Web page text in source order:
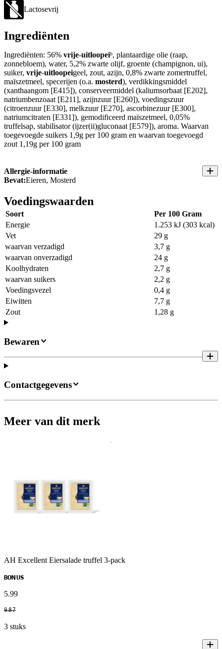
Lactosevrij
Ingrediënten
Ingrediënten: 56% vrije-uitloopeiᵇ, plantaardige olie (raap,
zonnebloem), water, 5,2% zwarte olijf, groente (champignon, ui),
suiker, vrije-uitloopeigeel, zout, azijn, 0,8% zwarte zomertruffel,
maïszetmeel, specerijen (o.a. mosterd), verdikkingsmiddel
(xanthaangom [E415]), conserveermiddel (kaliumsorbaat [E202],
natriumbenzoaat [E211], azijnzuur [E260]), voedingszuur
(citroenzuur [E330], melkzuur [E270], ascorbinezuur [E300],
natriumcitraten [E331]), gemodificeerd maïszetmeel, 0,05%
truffelsap, stabilisator (ijzer(ii)gluconaat [E579]), aroma. Waarvan
toegevoegde suikers 1,9g per 100 gram en waarvan toegevoegd
zout 1,19g per 100 gram
Allergie-informatie
Bevat:Eieren, Mosterd
Voedingswaarden
Soort
Per 100 Gram
Energie
1.253 kJ (303 kcal)
Vet
29 g
waarvan verzadigd
3,7 g
waarvan onverzadigd
24 g
Koolhydraten
2,7 g
waarvan suikers
2,2 g
Voedingsvezel
0,4 g
Eiwitten
7,7 g
Zout
1,28 g
Bewaren
Contactgegevens
Meer van dit merk
AH Excellent Eiersalade truffel 3-pack
BONUS
5.99
9.87
3 stuks